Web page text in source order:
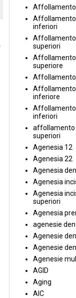
Affollamento
inferiori
Affollamento
superiori
Affollamento
superiore
inferiore
Affollamento
inferiori
affollamento
superiori
Agenesia 12
Agenesia 22
Agenesia
Agenesia
Agenesia
superiori
Agenesia
agenesie
Agenesie
Agenesie
Agenesie
AGID
Aging
AIC